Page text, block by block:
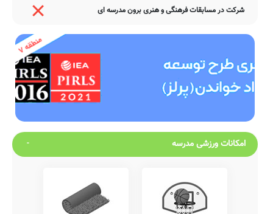
شرکت در مسابقات فرهنگی و هنری برون مدرسه ای
امکانات ورزشی مدرسه